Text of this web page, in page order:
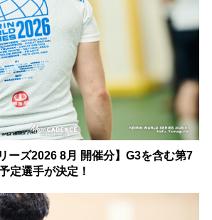
ーズ2026 8月 開催分】G3を含む第7
定選手が決定！